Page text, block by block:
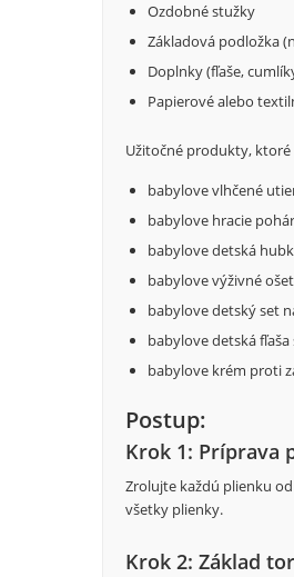
Ozdobné stužky
Základová podložka
Doplnky (fľaše,
Papierové alebo
Užitočné produkty,
babylove vlhčené
babylove hracie
babylove detská
babylove výživné
babylove detský set
babylove detská
babylove krém proti
Postup:
Krok 1: Príprava
Zrolujte každú plienku
všetky plienky.
Krok 2: Základ